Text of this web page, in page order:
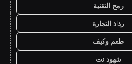
رمح التقنية
رذاذ التجارة
طعم وكيف
شهود نت